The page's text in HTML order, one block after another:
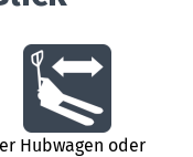
Hubwagen oder